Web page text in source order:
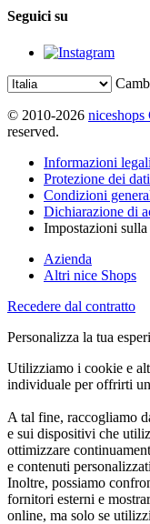
Seguici su
© 2010-2026 niceshops
reserved.
Informazioni
Protezione dei dati
Condizioni
Dichiarazione di
Impostazioni
Azienda
Altri nice Shops
Recedere dal contratto
Personalizza la tua
Utilizziamo i cookie e
individuale per offrirti
A tal fine, raccogliamo
e sui dispositivi che
ottimizzare
e contenuti
Inoltre, possiamo
fornitori esterni e
online, ma solo se